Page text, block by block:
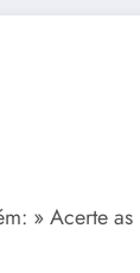
» Acerte as